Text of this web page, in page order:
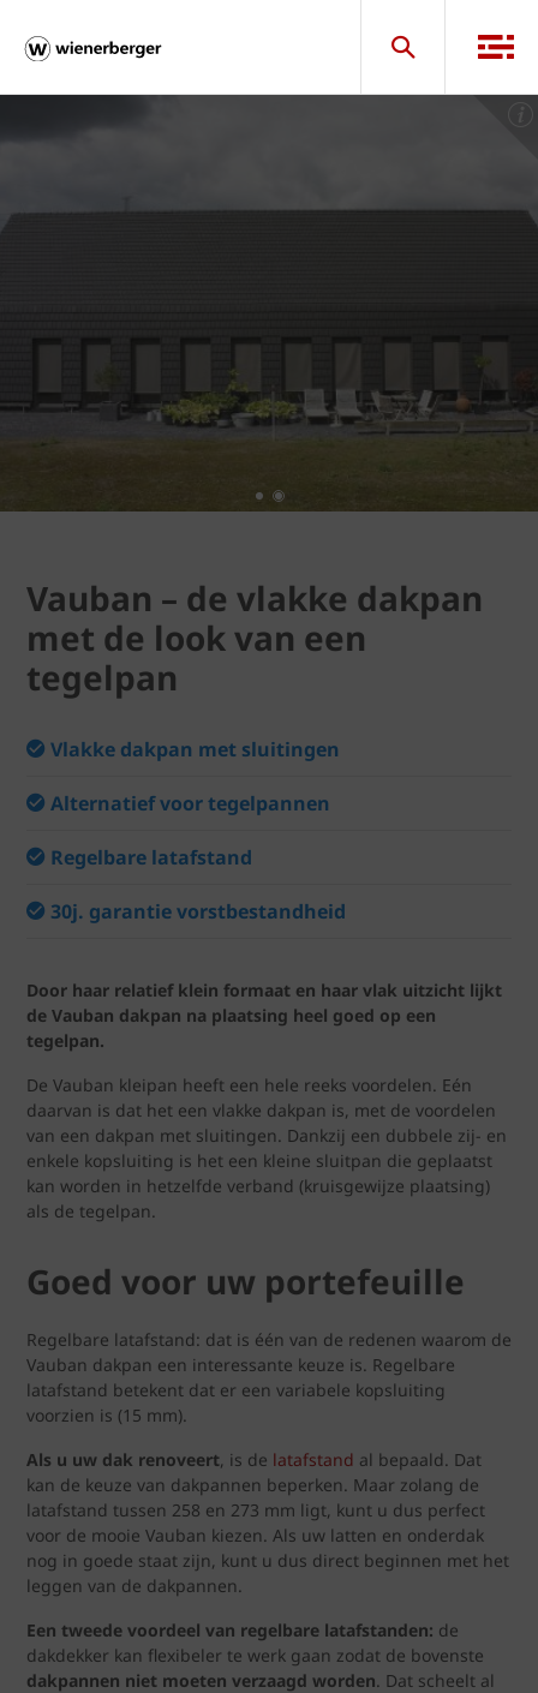
Vauban – de vlakke dakpan
met de look van een
tegelpan
Vlakke dakpan met sluitingen
Alternatief voor tegelpannen
Regelbare latafstand
30j. garantie vorstbestandheid
Door haar relatief klein formaat en haar vlak uitzicht lijkt
de Vauban dakpan na plaatsing heel goed op een
tegelpan.
De Vauban kleipan heeft een hele reeks voordelen. Eén
daarvan is dat het een vlakke dakpan is, met de voordelen
van een dakpan met sluitingen. Dankzij een dubbele zij- en
enkele kopsluiting is het een kleine sluitpan die geplaatst
kan worden in hetzelfde verband (kruisgewijze plaatsing)
als de tegelpan.
Goed voor uw portefeuille
Regelbare latafstand: dat is één van de redenen waarom de
Vauban dakpan een interessante keuze is. Regelbare
latafstand betekent dat er een variabele kopsluiting
voorzien is (15 mm).
Als u uw dak renoveert, is de latafstand al bepaald. Dat
kan de keuze van dakpannen beperken. Maar zolang de
latafstand tussen 258 en 273 mm ligt, kunt u dus perfect
voor de mooie Vauban kiezen. Als uw latten en onderdak
nog in goede staat zijn, kunt u dus direct beginnen met het
leggen van de dakpannen.
Een tweede voordeel van regelbare latafstanden: de
dakdekker kan flexibeler te werk gaan zodat de bovenste
dakpannen niet moeten verzaagd worden. Dat scheelt al